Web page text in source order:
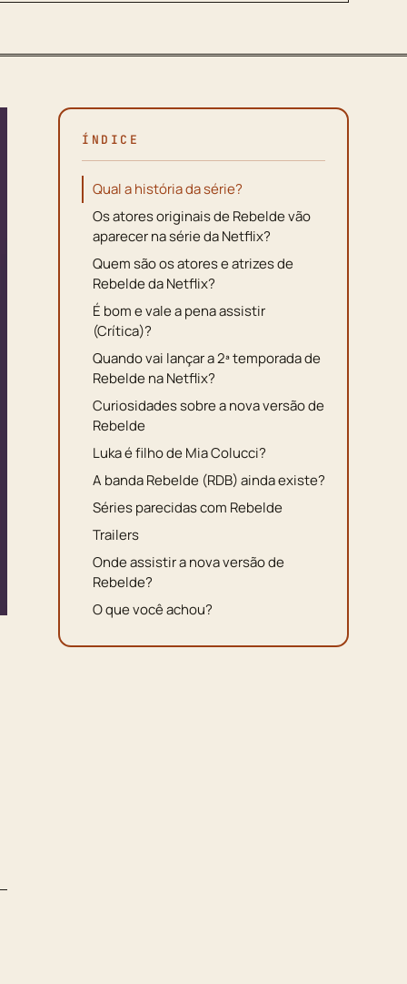
ÍNDICE
Qual a história da série?
Os atores originais de Rebelde vão
aparecer na série da Netflix?
Quem são os atores e atrizes de
Rebelde da Netflix?
É bom e vale a pena assistir
(Crítica)?
Quando vai lançar a 2ª temporada de
Rebelde na Netflix?
Curiosidades sobre a nova versão de
Rebelde
Luka é filho de Mia Colucci?
A banda Rebelde (RDB) ainda existe?
Séries parecidas com Rebelde
Trailers
Onde assistir a nova versão de
Rebelde?
O que você achou?